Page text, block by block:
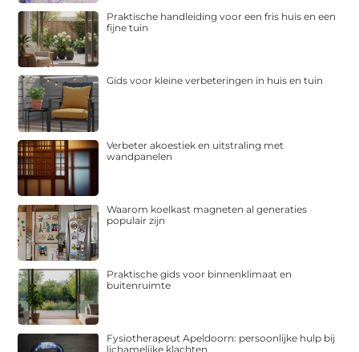
Praktische handleiding voor een fris huis en een
fijne tuin
Gids voor kleine verbeteringen in huis en tuin
Verbeter akoestiek en uitstraling met
wandpanelen
Waarom koelkast magneten al generaties
populair zijn
Praktische gids voor binnenklimaat en
buitenruimte
Fysiotherapeut Apeldoorn: persoonlijke hulp bij
lichamelijke klachten